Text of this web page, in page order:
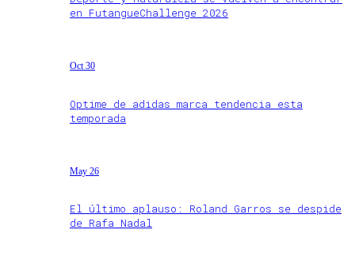
en FutangueChallenge 2026
Oct 30
Optime de adidas marca tendencia esta
temporada
May 26
El último aplauso: Roland Garros se despide
de Rafa Nadal